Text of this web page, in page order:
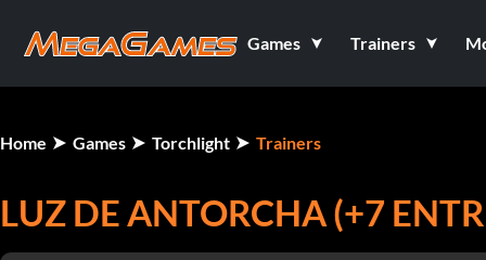
Games Trainers
Home Games Torchlight Trainers
LUZ DE ANTORCHA (+7